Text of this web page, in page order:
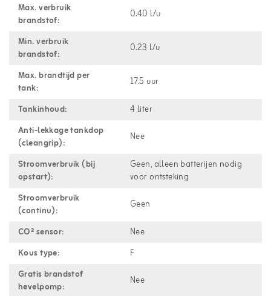
Max. verbruik
brandstof:
0.40 l/u
Min. verbruik
brandstof:
0.23 l/u
Max. brandtijd per
tank:
17.5 uur
Tankinhoud:
4 liter
Anti-lekkage tankdop
(cleangrip):
Nee
Stroomverbruik (bij
opstart):
Geen, alleen batterijen nodig
voor ontsteking
Stroomverbruik
(continu):
Geen
CO² sensor:
Nee
Kous type:
F
Gratis brandstof
hevelpomp:
Nee